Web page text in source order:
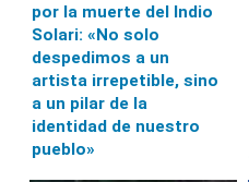
por la muerte del Indio
Solari: «No solo
despedimos a un
artista irrepetible, sino
a un pilar de la
identidad de nuestro
pueblo»